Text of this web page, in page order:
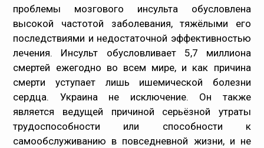
проблемы мозгового инсульта обусловлена
высокой частотой заболевания, тяжёлыми его
последствиями и недостаточной эффективностью
лечения. Инсульт обусловливает 5,7 миллиона
смертей ежегодно во всем мире, и как причина
смерти уступает лишь ишемической болезни
сердца. Украина не исключение. Он также
является ведущей причиной серьёзной утраты
трудоспособности или способности к
самообслуживанию в повседневной жизни, и не